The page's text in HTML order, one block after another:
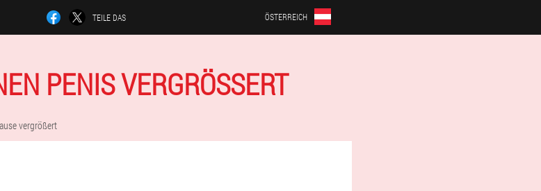
TEILE DAS ÖSTERREICH
PENIS VERGRÖSSERT
vergrößert